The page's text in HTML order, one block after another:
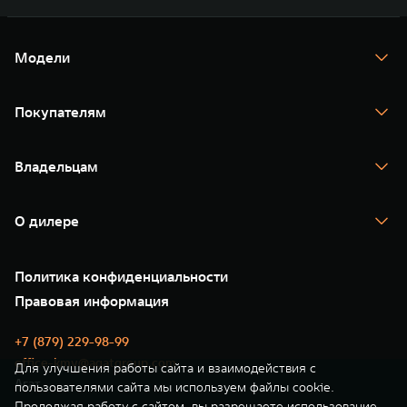
Модели
TANK 400
TANK 500
Покупателям
Тест-драйв
TANK Финансы
Корпоративным клиентам
Зарядные станции
Владельцам
Помощь на дороге
Новые цифровые сервисы TANK
Сервис
Нулевое ТО
Моторные масла
О дилере
35 лет GWM
GWM ТЕХ ДЕНЬ
Новости
Политика конфиденциальности
Правовая информация
+7 (879) 229-98-99
office-kmv@agatgroup.com
Агат
Для улучшения работы сайта и взаимодействия с
пользователями сайта мы используем файлы cookie.